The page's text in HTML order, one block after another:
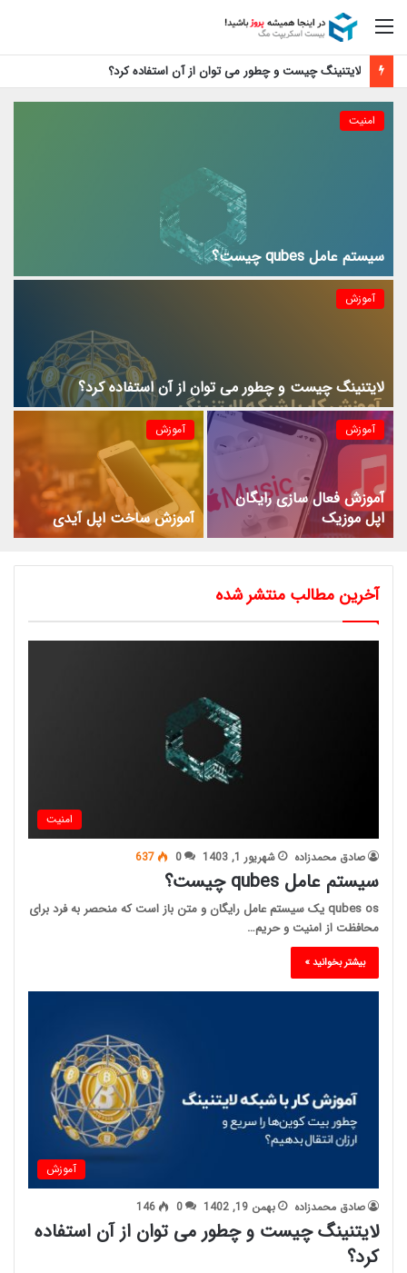
منو
لایتنینگ چیست و چطور می توان از آن استفاده کرد؟
امنیت
سیستم عامل qubes چیست؟
آموزش
لایتنینگ چیست و چطور می توان از آن استفاده کرد؟
آموزش
آموزش فعال سازی رایگان
اپل موزیک
آموزش
آموزش ساخت اپل آیدی
آخرین مطالب منتشر شده
امنیت
صادق محمدزاده شهریور 1, 1403 0
637
سیستم عامل qubes چیست؟
qubes os یک سیستم عامل رایگان و متن باز است که منحصر به فرد برای
محافظت از امنیت و حریم…
بیشتر بخوانید »
آموزش
صادق محمدزاده بهمن 19, 1402 0
146
لایتنینگ چیست و چطور می توان از آن استفاده
کرد؟